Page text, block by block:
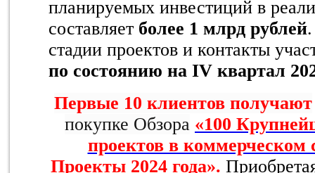
планируемых инвестиций в
составляет более 1 млрд рублей
стадии проектов и контакты
по состоянию на IV квартал
Первые 10 клиентов получают
покупке Обзора «100
проектов в коммерческом
Проекты 2024 года».